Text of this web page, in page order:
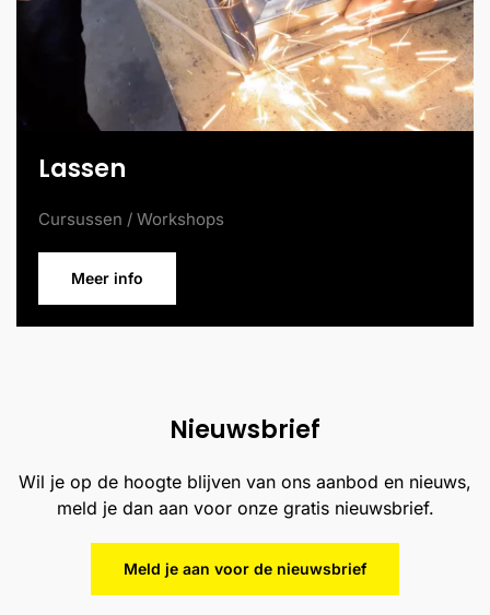
Lassen
Cursussen / Workshops
Meer info
Nieuwsbrief
Wil je op de hoogte blijven van ons aanbod en nieuws,
meld je dan aan voor onze gratis nieuwsbrief.
Meld je aan voor de nieuwsbrief